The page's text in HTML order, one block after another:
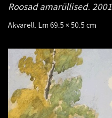
Roosad amarüllised. 2001
Akvarell. Lm 69.5 × 50.5 cm